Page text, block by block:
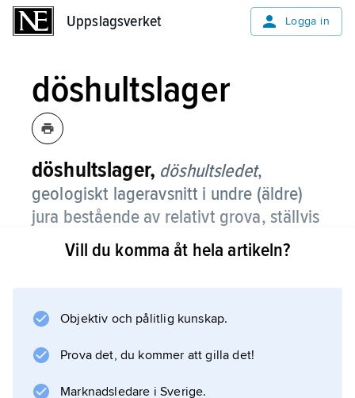
Uppslagsverket Logga in
döshultslager
döshultslager, döshultsledet,
geologiskt lageravsnitt i undre (äldre)
jura bestående av relativt grova, ställvis
leriga och ofta järnhaltiga sandstenar
med marina fossil.
kända från blottningar och borrningar i västra
geologisk tidsskala
.
Vill du komma åt hela artikeln?
Objektiv och pålitlig kunskap.
Prova det, du kommer att gilla det!
Marknadsledare i Sverige.